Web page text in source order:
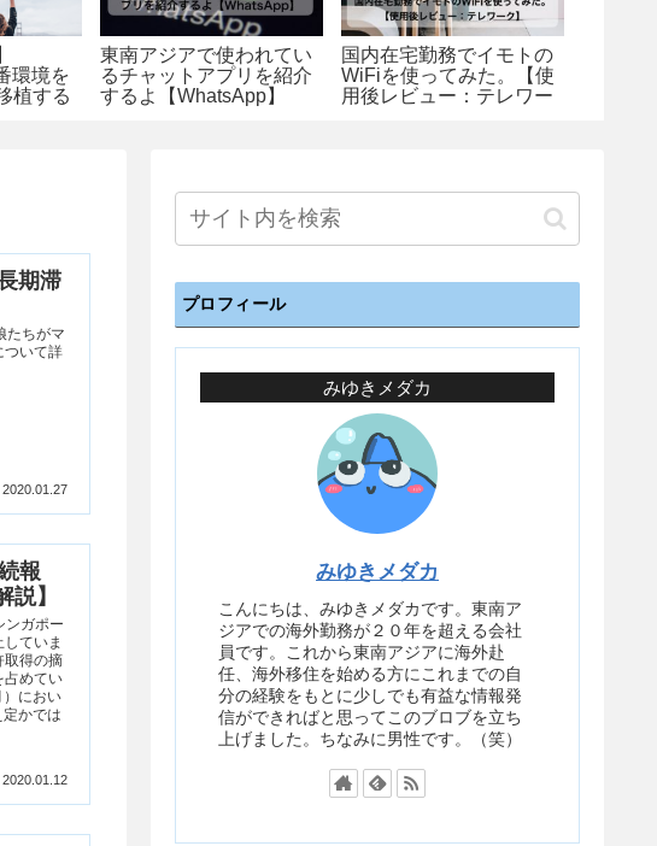
環境を
植する
東南アジアで使われてい
るチャットアプリを紹介
するよ【WhatsApp】
国内在宅勤務でイモトの
WiFiを使ってみた。【使
用後レビュー：テレワー
期滞
たちがマ
ついて詳
2020.01.27
報
】
ンガポー
ていま
取得の摘
占めてい
）におい
かでは
2020.01.12
プロフィール
みゆきメダカ
みゆきメダカ
こんにちは、みゆきメダカです。東南ア
ジアでの海外勤務が２０年を超える会社
員です。これから東南アジアに海外赴
任、海外移住を始める方にこれまでの自
分の経験をもとに少しでも有益な情報発
信ができればと思ってこのブロブを立ち
上げました。ちなみに男性です。（笑）